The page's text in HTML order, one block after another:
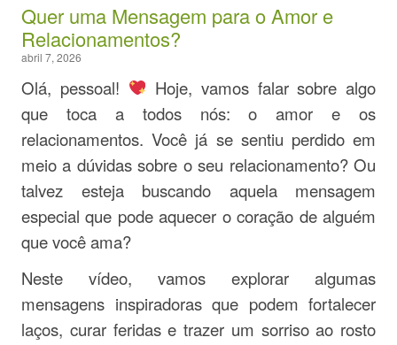
Quer uma Mensagem para o Amor e
Relacionamentos?
abril 7, 2026
Olá, pessoal!
Hoje, vamos falar sobre algo
que toca a todos nós: o amor e os
relacionamentos. Você já se sentiu perdido em
meio a dúvidas sobre o seu relacionamento? Ou
talvez esteja buscando aquela mensagem
especial que pode aquecer o coração de alguém
que você ama?
Neste vídeo, vamos explorar algumas
mensagens inspiradoras que podem fortalecer
laços, curar feridas e trazer um sorriso ao rosto